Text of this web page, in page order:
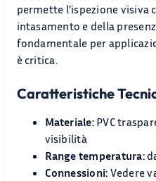
permette l’ispezione visiva
intasamento e della
fondamentale per
è critica.
Caratteristiche
Materiale:PVC
visibilità
Range temperatura:
Connessioni: Vedere